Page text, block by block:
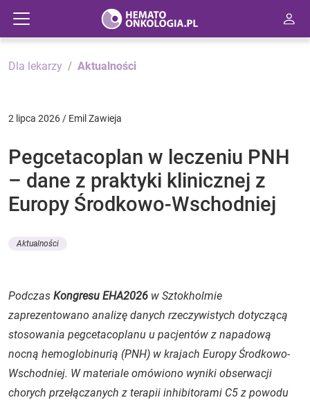
Dla lekarzy Aktualności
2 lipca 2026 / Emil Zawieja
Pegcetacoplan w leczeniu PNH
– dane z praktyki klinicznej z
Europy Środkowo-Wschodniej
Aktualności
Podczas Kongresu EHA2026 w Sztokholmie
zaprezentowano analizę danych rzeczywistych dotyczącą
stosowania pegcetacoplanu u pacjentów z napadową
nocną hemoglobinurią (PNH) w krajach Europy Środkowo-
Wschodniej. W materiale omówiono wyniki obserwacji
chorych przełączanych z terapii inhibitorami C5 z powodu